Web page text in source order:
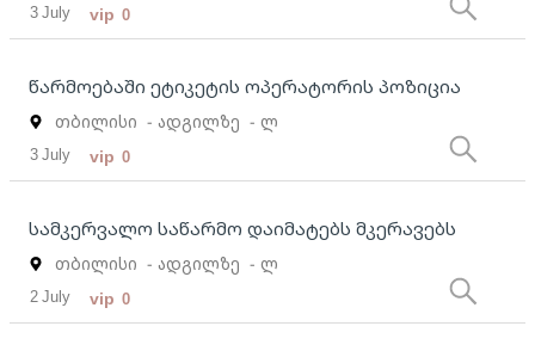
3 July vip 0
წარმოებაში ეტიკეტის ოპერატორის პოზიცია
თბილისი - ადგილზე - ლ
3 July vip 0
სამკერვალო საწარმო დაიმატებს მკერავებს
თბილისი - ადგილზე - ლ
2 July vip 0